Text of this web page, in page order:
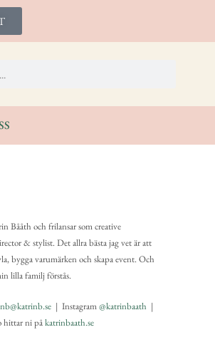
Bååth och frilansar som creative
& stylist. Det allra bästa jag vet är att
bygga varumärken och skapa event. Och
lilla familj förstås.
| Instagram@katrinbaath |
ni påkatrinbaath.se